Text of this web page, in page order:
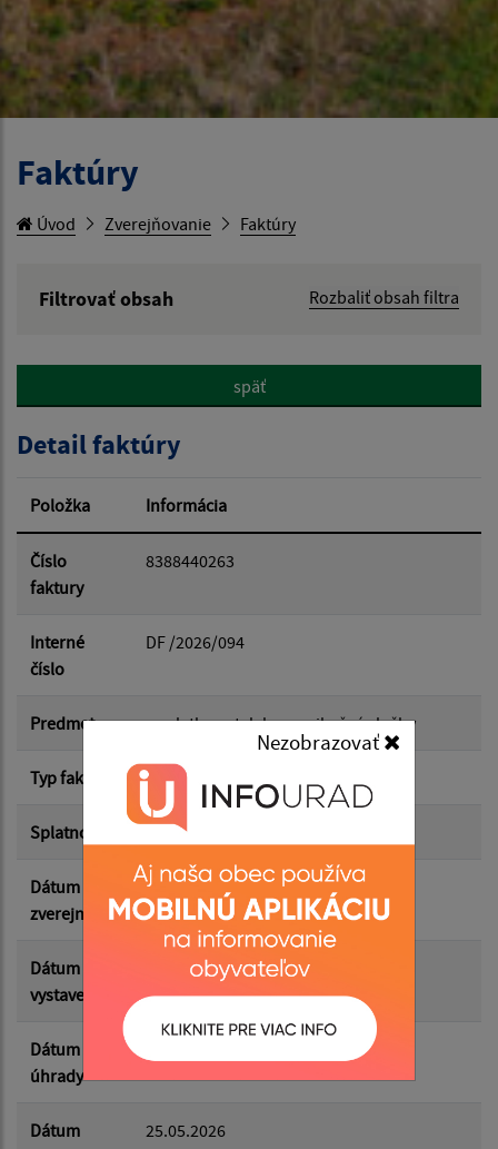
Nezobrazovať
Faktúry
Úvod Zverejňovanie Faktúry
Filtrovať obsah
Rozbaliť obsah filtra
Hľadať v:
Dátum od:
Dátum do:
Suma od:
Suma do:
Filtrovať
späť
Detail faktúry
Položka Informácia
Číslo
faktury
8388440263
Interné
číslo
DF /2026/094
Predmet poplatky za telekomunikačné služby
Typ faktúry dodávateľská
Splatnosť 08.06.2026
Dátum
zverejnenia
04.06.2026
Dátum
vystavenia
22.05.2026
Dátum
úhrady
Dátum
25.05.2026